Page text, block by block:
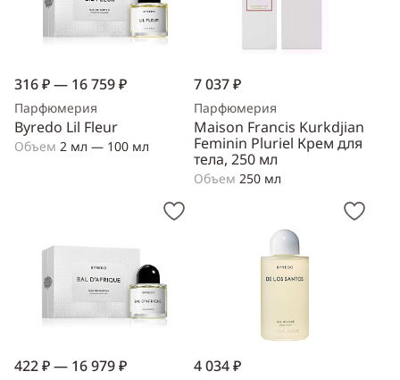
316 ₽ — 16 759 ₽
Парфюмерия
Byredo Lil Fleur
Объем 2 мл — 100 мл
7 037 ₽
Парфюмерия
Maison Francis Kurkdjian
Feminin Pluriel Крем для
тела, 250 мл
Объем250 мл
422 ₽ — 16 979 ₽ 4 034 ₽